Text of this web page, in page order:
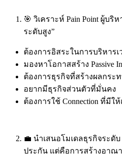
🎯 วิเคราะห์ Pain Point ผู้บริ
ระดับสูง”
ต้องการอิสระในการบริหารเ
มองหาโอกาสสร้าง Passive
ต้องการธุรกิจที่สร้างผลกระ
อยากมีธุรกิจส่วนตัวที่มั่นคง
ต้องการใช้ Connection ที่มีใ
💼 นำเสนอโมเดลธุรกิจระดั
ประกัน แต่คือการสร้างอาณ